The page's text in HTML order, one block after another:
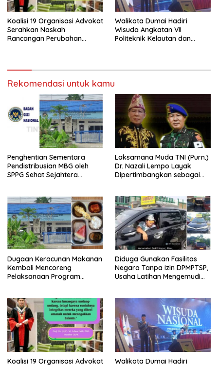
Koalisi 19 Organisasi Advokat
Serahkan Naskah
Rancangan Perubahan
Walikota Dumai Hadiri
Wisuda Angkatan VII
Politeknik Kelautan dan
Rekomendasi untuk kamu
Penghentian Sementara
Pendistribusian MBG oleh
SPPG Sehat Sejahtera
Laksamana Muda TNI (Purn.)
Dr. Nazali Lempo Layak
Dipertimbangkan sebagai
Berkompromi terhadap
Penegakan Hukum
Dugaan Keracunan Makanan
Kembali Mencoreng
Pelaksanaan Program
Bersama Kota Dumai
Diduga Gunakan Fasilitas
Negara Tanpa Izin DPMPTSP,
Usaha Latihan Mengemudi
Koalisi 19 Organisasi Advokat
Walikota Dumai Hadiri